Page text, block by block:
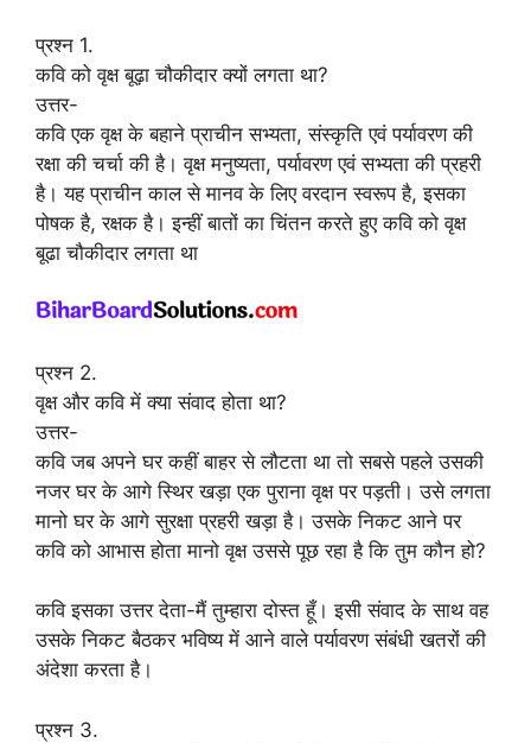
प्रश्न 1.
कवि को वृक्ष बूढ़ा चौकीदार क्यों लगता था?
उत्तर-
कवि एक वृक्ष के बहाने प्राचीन सभ्यता, संस्कृति एवं पर्यावरण की
रक्षा की चर्चा की है। वृक्ष मनुष्यता, पर्यावरण एवं सभ्यता की प्रहरी
है। यह प्राचीन काल से मानव के लिए वरदान स्वरूप है, इसका
पोषक है, रक्षक है। इन्हीं बातों का चिंतन करते हुए कवि को वृक्ष
बूढा चौकीदार लगता था
प्रश्न 2.
वृक्ष और कवि में क्या संवाद होता था?
उत्तर-
कवि जब अपने घर कहीं बाहर से लौटता था तो सबसे पहले उसकी
नजर घर के आगे स्थिर खड़ा एक पुराना वृक्ष पर पड़ती। उसे लगता
मानो घर के आगे सुरक्षा प्रहरी खड़ा है। उसके निकट आने पर
कवि को आभास होता मानो वृक्ष उससे पूछ रहा है कि तुम कौन हो?
कवि इसका उत्तर देता-मैं तुम्हारा दोस्त हूँ। इसी संवाद के साथ वह
उसके निकट बैठकर भविष्य में आने वाले पर्यावरण संबंधी खतरों की
अंदेशा करता है।
प्रश्न 3.